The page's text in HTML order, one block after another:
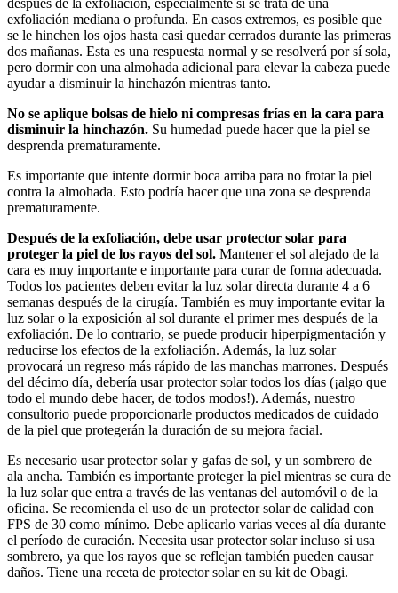
exfoliación mediana o profunda. En casos extremos, es posible que
se le hinchen los ojos hasta casi quedar cerrados durante las primeras
dos mañanas. Esta es una respuesta normal y se resolverá por sí sola,
pero dormir con una almohada adicional para elevar la cabeza puede
ayudar a disminuir la hinchazón mientras tanto.
No se aplique bolsas de hielo ni compresas frías en la cara para
disminuir la hinchazón. Su humedad puede hacer que la piel se
desprenda prematuramente.
Es importante que intente dormir boca arriba para no frotar la piel
contra la almohada. Esto podría hacer que una zona se desprenda
prematuramente.
Después de la exfoliación, debe usar protector solar para
proteger la piel de los rayos del sol. Mantener el sol alejado de la
cara es muy importante e importante para curar de forma adecuada.
Todos los pacientes deben evitar la luz solar directa durante 4 a 6
semanas después de la cirugía. También es muy importante evitar la
luz solar o la exposición al sol durante el primer mes después de la
exfoliación. De lo contrario, se puede producir hiperpigmentación y
reducirse los efectos de la exfoliación. Además, la luz solar
provocará un regreso más rápido de las manchas marrones. Después
del décimo día, debería usar protector solar todos los días (¡algo que
todo el mundo debe hacer, de todos modos!). Además, nuestro
consultorio puede proporcionarle productos medicados de cuidado
de la piel que protegerán la duración de su mejora facial.
Es necesario usar protector solar y gafas de sol, y un sombrero de
ala ancha. También es importante proteger la piel mientras se cura de
la luz solar que entra a través de las ventanas del automóvil o de la
oficina. Se recomienda el uso de un protector solar de calidad con
FPS de 30 como mínimo. Debe aplicarlo varias veces al día durante
el período de curación. Necesita usar protector solar incluso si usa
sombrero, ya que los rayos que se reflejan también pueden causar
daños. Tiene una receta de protector solar en su kit de Obagi.